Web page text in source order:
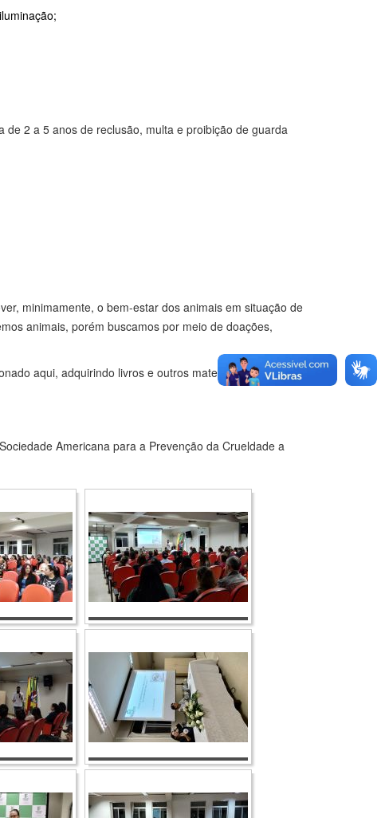
2 a 5 anos de reclusão, multa e proibição de guarda
minimamente, o bem-estar dos animais em situação de
animais, porém buscamos por meio de doações,
aqui, adquirindo livros e outros materiais dos nossos
Americana para a Prevenção da Crueldade a